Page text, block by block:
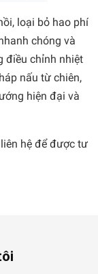
loại bỏ hao phí
chóng và
điều chỉnh nhiệt
nấu từ chiên,
hiện đại và
hệ để được tư